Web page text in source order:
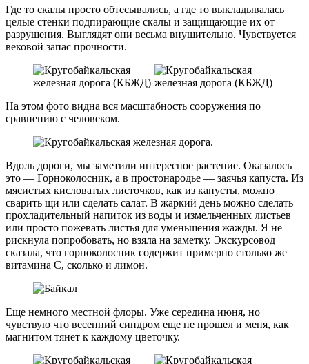
Где то скалы просто обтесывались, а где то выкладывалась
целые стенки подпирающие скалы и защищающие их от
разрушения. Выглядят они весьма внушительно. Чувствуется
вековой запас прочности.
На этом фото видна вся масштабность сооружения по
сравнению с человеком.
Вдоль дороги, мы заметили интересное растение. Оказалось
это — Горноколосник, а в простонародье — заячья капуста. Из
мясистых кисловатых листочков, как из капусты, можно
сварить щи или сделать салат. В жаркий день можно сделать
прохладительный напиток из воды и измельченных листьев
или просто пожевать листья для уменьшения жажды. Я не
рискнула попробовать, но взяла на заметку. Экскурсовод
сказала, что горноколосник содержит примерно столько же
витамина С, сколько и лимон.
Еще немного местной флоры. Уже середина июня, но
чувствую что весенний синдром еще не прошел и меня, как
магнитом тянет к каждому цветочку.